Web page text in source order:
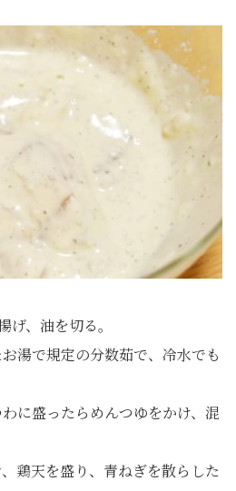
、油を切る。
湯で規定の分数茹で、冷水でも
に盛ったらめんつゆをかけ、混
鶏天を盛り、青ねぎを散らした